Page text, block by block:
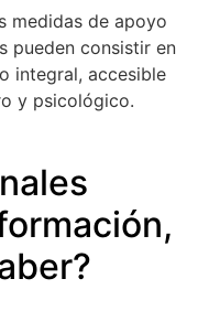
medidas de apoyo
pueden consistir en
integral, accesible
y psicológico.